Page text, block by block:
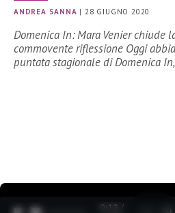
ANDREA SANNA |28 GIUGNO 2020
Domenica In: Mara Venier chiude
commovente riflessione Oggi
puntata stagionale di Domenica
0:12 /